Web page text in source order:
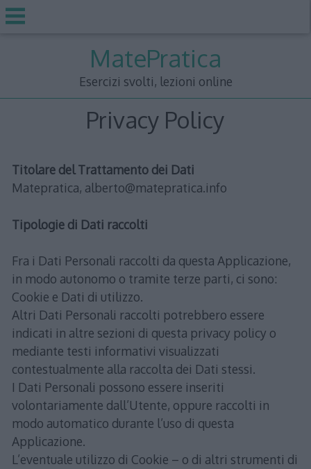
MatePratica
Esercizi svolti, lezioni online
Privacy Policy
Titolare del Trattamento dei Dati
Matepratica, alberto@matepratica.info
Tipologie di Dati raccolti
Fra i Dati Personali raccolti da questa Applicazione,
in modo autonomo o tramite terze parti, ci sono:
Cookie e Dati di utilizzo.
Altri Dati Personali raccolti potrebbero essere
indicati in altre sezioni di questa privacy policy o
mediante testi informativi visualizzati
contestualmente alla raccolta dei Dati stessi.
I Dati Personali possono essere inseriti
volontariamente dall’Utente, oppure raccolti in
modo automatico durante l’uso di questa
Applicazione.
L’eventuale utilizzo di Cookie – o di altri strumenti di